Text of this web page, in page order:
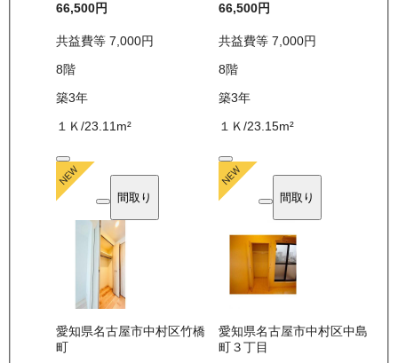
66,500円
共益費等 7,000円
8階
築3年
１Ｋ /23.11 m²
66,500円
共益費等7,000円
8階
築3年
１Ｋ/23.15m²
間取り
愛知県名古屋市中村区竹橋
町
間取り
愛知県名古屋市中村区中島
町３丁目